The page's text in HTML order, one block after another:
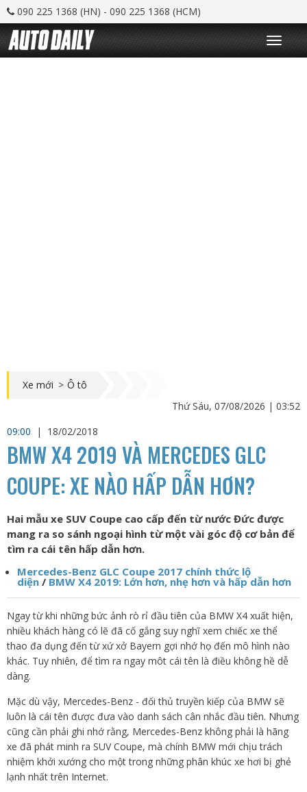
090 225 1368 (HN) - 090 225 1368 (HCM)
T
o
g
Xe mới > Ô tô
Thứ Sáu, 07/08/2026 | 03:52
09:00
| 18/02/2018
BMW X4 2019 VÀ MERCEDES GLC
COUPE: XE NÀO HẤP DẪN HƠN?
Hai mẫu xe SUV Coupe cao cấp đến từ nước Đức được
mang ra so sánh ngoại hình từ một vài góc độ cơ bản để
tìm ra cái tên hấp dẫn hơn.
Mercedes-Benz GLC Coupe 2017 chính thức lộ
diện / BMW X4 2019: Lớn hơn, nhẹ hơn và hấp dẫn hơn
Ngay từ khi những bức ảnh rò rỉ đầu tiên của BMW X4 xuất hiện,
nhiều khách hàng có lẽ đã cố gắng suy nghĩ xem chiếc xe thể
thao đa dụng đến từ xứ xở Bayern gợi nhớ họ đến mô hình nào
khác. Tuy nhiên, để tìm ra ngay môt cái tên là điều không hề dễ
dàng.
Mặc dù vậy, Mercedes-Benz - đối thủ truyền kiếp của BMW sẽ
luôn là cái tên được đưa vào danh sách cân nhắc đầu tiên. Nhưng
cũng cần phải ghi nhớ rằng, Mercedes-Benz không phải là hãng
xe đã phát minh ra SUV Coupe, mà chính BMW mới chịu trách
nhiệm khởi xướng cho một trong những phân khúc xe hơi bị ghẻ
lạnh nhất trên Internet.